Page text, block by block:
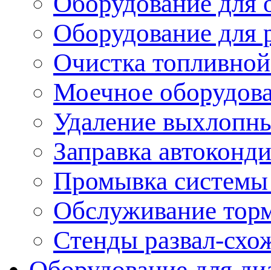
Оборудование для
Очистка
Моечное
Удаление
Заправка
Промывка
Обслуживание
Стенды развал-